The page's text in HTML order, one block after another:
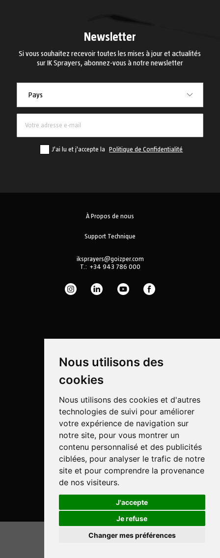
Nous utilisons des
cookies
Nous utilisons des cookies et d'autres
technologies de suivi pour améliorer
votre expérience de navigation sur
notre site, pour vous montrer un
contenu personnalisé et des publicités
ciblées, pour analyser le trafic de notre
site et pour comprendre la provenance
de nos visiteurs.
J'accepte
Je refuse
Changer mes préférences
Newsletter
Si vous souhaitez recevoir toutes les mises à jour et actualités
sur IK Sprayers, abonnez-vous à notre newsletter
Pays
J'ai lu et j'accepte la Politique de Confidentialité
À Propos de nous
Support Technique
iksprayers@goizper.com
T.: +34 943 786 000
Pulvérisation
Biotechnologie
Industriel
Goizper S.Coop.
Antigua, 4